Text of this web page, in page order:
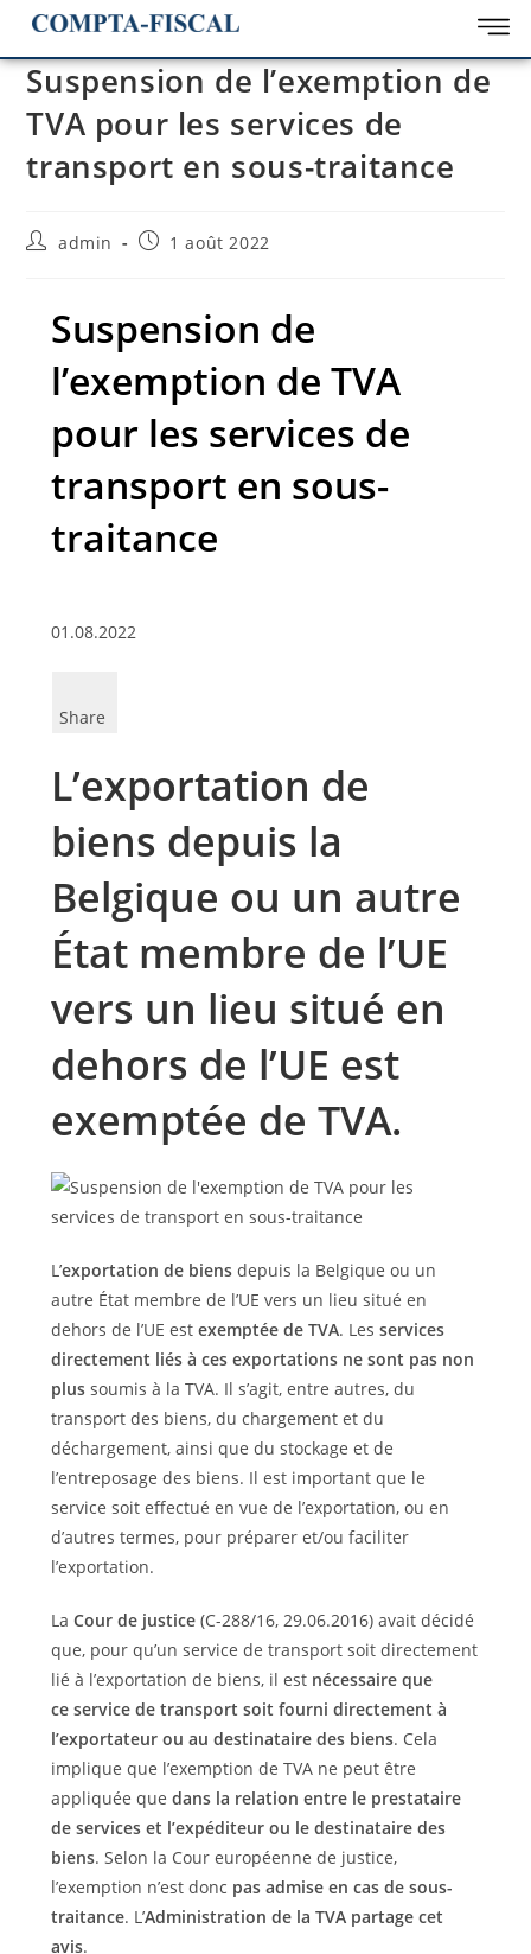
Suspension de l’exemption de
TVA pour les services de
transport en sous-traitance
admin 1 août 2022
Suspension de
l’exemption de TVA
pour les services de
transport en sous-
traitance
01.08.2022
Share
L’exportation de
biens depuis la
Belgique ou un autre
État membre de l’UE
vers un lieu situé en
dehors de l’UE est
exemptée de TVA.
L’exportation de biensdepuis la Belgique ou un
autre État membre de l’UE vers un lieu situé en
dehors de l’UE est exemptée de TVA. Les services
directement liés à ces exportations ne sont pas non
plussoumis à la TVA. Il s’agit, entre autres, du
transport des biens, du chargement et du
déchargement, ainsi que du stockage et de
l’entreposage des biens. Il est important que le
service soit effectué en vue de l’exportation, ou en
d’autres termes, pour préparer et/ou faciliter
l’exportation.
La Cour de justice (C-288/16, 29.06.2016) avait décidé
que, pour qu’un service de transport soit directement
lié à l’exportation de biens, il estnécessaire que
ce service de transport soit fourni directement à
l’exportateur ou au destinataire des biens. Cela
implique que l’exemption de TVA ne peut être
appliquée que dans la relation entre le prestataire
de services et l’expéditeur ou le destinataire des
biens. Selon la Cour européenne de justice,
l’exemption n’est donc pas admise en cas de sous-
traitance. L’Administration de la TVA partage cet
avis.